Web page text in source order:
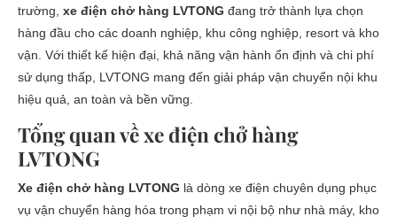
trường, xe điện chở hàng LVTONG đang trở thành lựa chọn
hàng đầu cho các doanh nghiệp, khu công nghiệp, resort và kho
vận. Với thiết kế hiện đại, khả năng vận hành ổn định và chi phí
sử dụng thấp, LVTONG mang đến giải pháp vận chuyển nội khu
hiệu quả, an toàn và bền vững.
Tổng quan về xe điện chở hàng
LVTONG
Xe điện chở hàng LVTONG là dòng xe điện chuyên dụng phục
vụ vận chuyển hàng hóa trong phạm vi nội bộ như nhà máy, kho